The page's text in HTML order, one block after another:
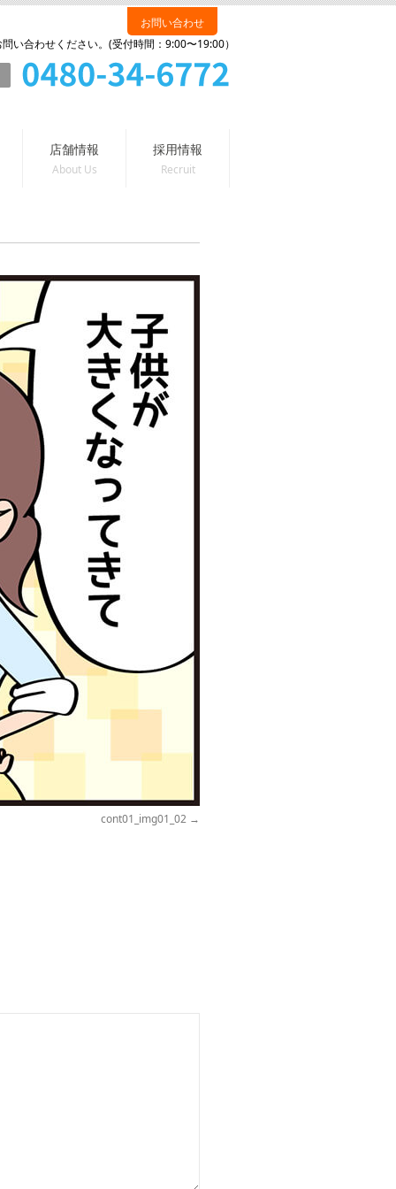
お問い合わせ
い合わせください。(受付時間：9:00〜19:00）
店舗情報 採用情報
cont01_img01_02